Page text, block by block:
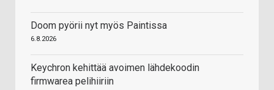
Doom pyörii nyt myös Paintissa
6.8.2026
Keychron kehittää avoimen lähdekoodin
firmwarea pelihiiriin